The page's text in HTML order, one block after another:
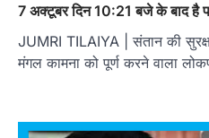
7 अक्टूबर दिन 10:21 बजे के बाद है
JUMRI TILAIYA | संतान की
मंगल कामना को पूर्ण करने वाला